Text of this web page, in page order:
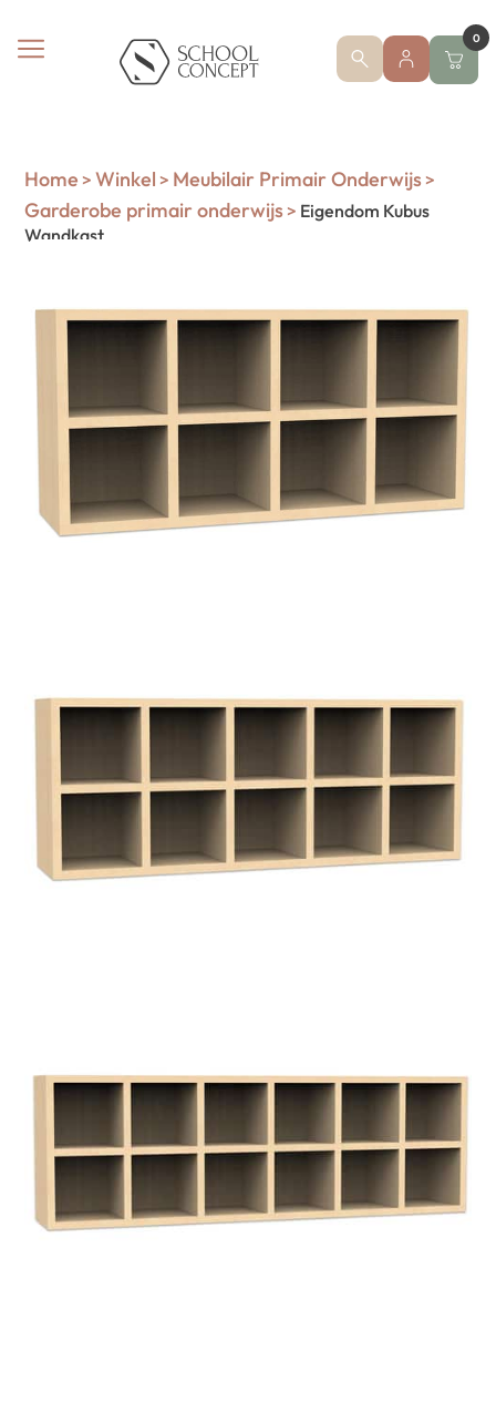
0
Home > Winkel > Meubilair Primair Onderwijs>
Garderobe primair onderwijs> Eigendom Kubus
Wandkast